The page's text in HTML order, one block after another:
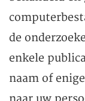
de
enkele
naam of